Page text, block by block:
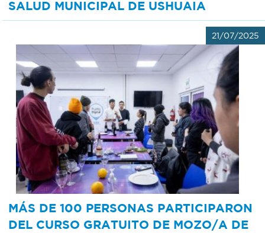
SALUD MUNICIPAL DE USHUAIA
21/07/2025
MÁS DE 100 PERSONAS PARTICIPARON
DEL CURSO GRATUITO DE MOZO/A DE